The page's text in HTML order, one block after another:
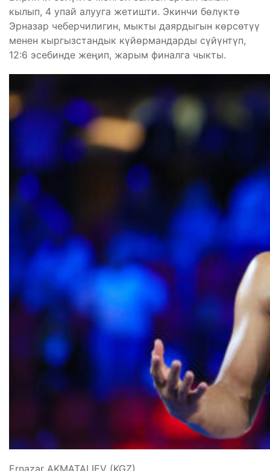
кылып, 4 упай алууга жетишти. Экинчи бөлүктө
Эрназар чеберчилигин, мыкты даярдыгын көрсөтүү
менен кыргызстандык күйөрмандарды сүйүнтүп,
12:6 эсебинде жеңип, жарым финалга чыкты.